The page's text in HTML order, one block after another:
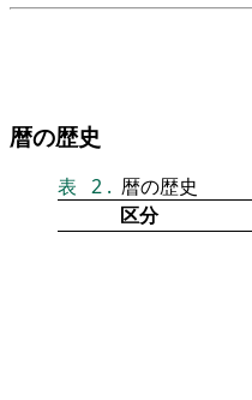
暦の歴史
表 2 . 暦の歴史
区分